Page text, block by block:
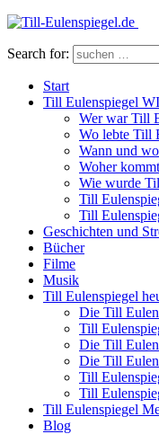
Search for:
Start
Till Eulenspiegel
Wer war Till
Wo lebte Till
Wann und
Woher
Wie wurde
Till
Till
Geschichten und
Bücher
Filme
Musik
Till Eulenspiegel
Die Till
Till
Die Till
Die Till
Till
Till
Till Eulenspiegel
Blog